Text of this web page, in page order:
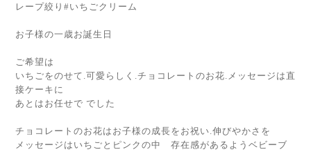
レープ絞り#いちごクリーム
お子様の一歳お誕生日
ご希望は
いちごをのせて.可愛らしく.チョコレートのお花.メッセージは直
接ケーキに
あとはお任せで でした
チョコレートのお花はお子様の成長をお祝い.伸びやかさを
メッセージはいちごとピンクの中 存在感があるようベビーブ